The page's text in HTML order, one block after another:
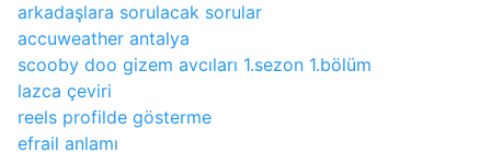
arkadaşlara sorulacak sorular
accuweather antalya
scooby doo gizem avcıları 1.sezon 1.bölüm
lazca çeviri
reels profilde gösterme
efrail anlamı